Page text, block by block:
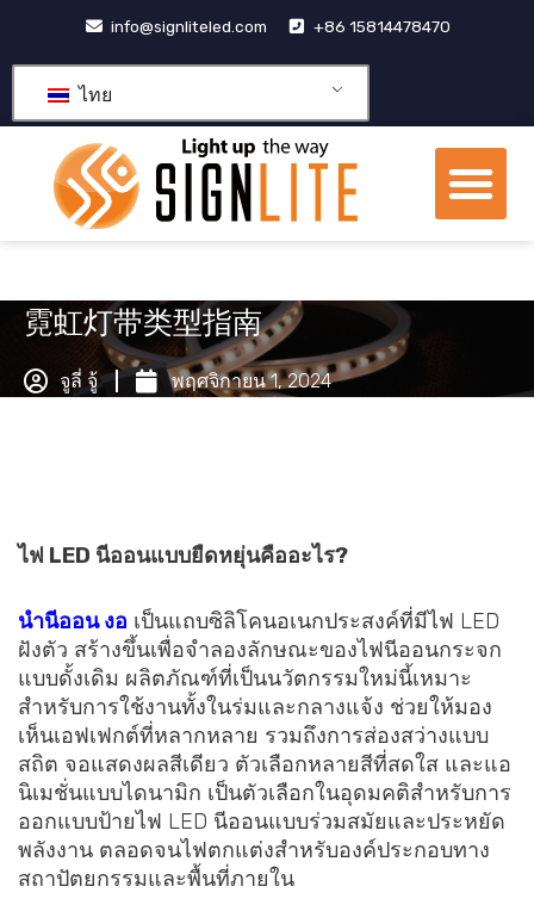
内
info@signliteled.com +86 15814478470
ไทย
เม
霓虹灯带类型指南
จูลี่ จู้ พฤศจิกายน 1, 2024
ไฟ LED นีออนแบบยืดหยุ่นคืออะไร?
นำนีออนงอ เป็นแถบซิลิโคนอเนกประสงค์ที่มีไฟ LED
ฝังตัว สร้างขึ้นเพื่อจำลองลักษณะของไฟนีออนกระจก
แบบดั้งเดิม ผลิตภัณฑ์ที่เป็นนวัตกรรมใหม่นี้เหมาะ
สำหรับการใช้งานทั้งในร่มและกลางแจ้ง ช่วยให้มอง
เห็นเอฟเฟกต์ที่หลากหลาย รวมถึงการส่องสว่างแบบ
สถิต จอแสดงผลสีเดียว ตัวเลือกหลายสีที่สดใส และแอ
นิเมชั่นแบบไดนามิก เป็นตัวเลือกในอุดมคติสำหรับการ
ออกแบบป้ายไฟ LED นีออนแบบร่วมสมัยและประหยัด
พลังงาน ตลอดจนไฟตกแต่งสำหรับองค์ประกอบทาง
สถาปัตยกรรมและพื้นที่ภายใน